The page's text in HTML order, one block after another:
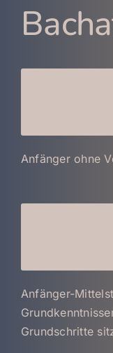
Anfänger ohne
Anfänger-
Grundschritte